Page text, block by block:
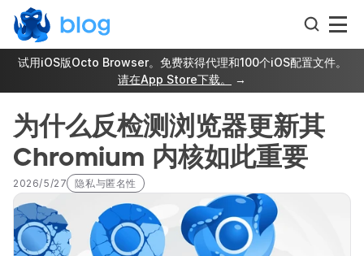
试用iOS版Octo Browser。免费获得代理和100个iOS配置文件。
请在App Store下载。
→
为什么反检测浏览器更新其
Chromium 内核如此重要
2026/5/27 隐私与匿名性